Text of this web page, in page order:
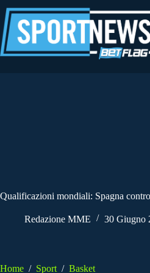
al
contenuto
Qualificazioni mondiali: Spagna
Redazione MME 30 Giugno
Home / Sport / Basket